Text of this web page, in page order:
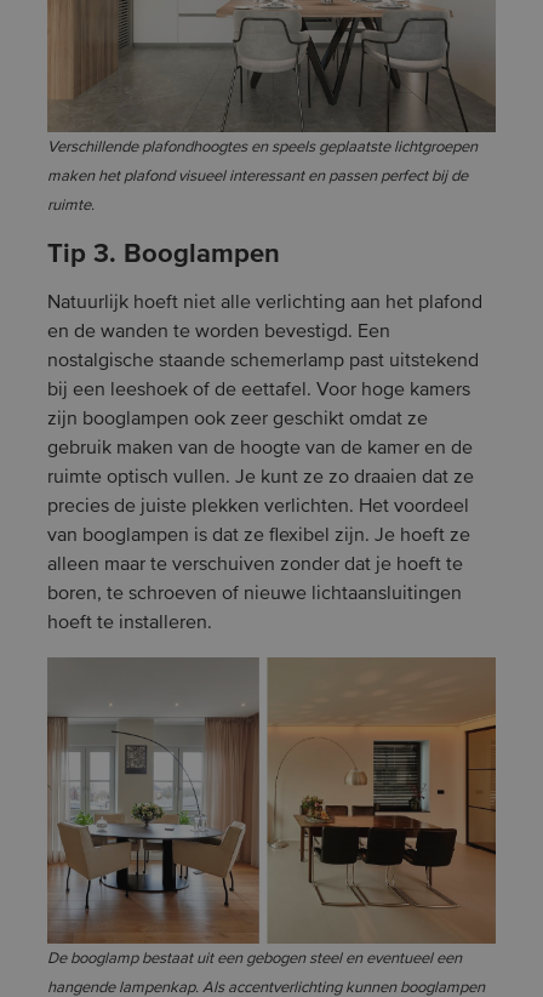
Verschillende plafondhoogtes en speels geplaatste lichtgroepen
maken het plafond visueel interessant en passen perfect bij de
ruimte.
Tip 3. Booglampen
Natuurlijk hoeft niet alle verlichting aan het plafond
en de wanden te worden bevestigd. Een
nostalgische staande schemerlamp past uitstekend
bij een leeshoek of de eettafel. Voor hoge kamers
zijn booglampen ook zeer geschikt omdat ze
gebruik maken van de hoogte van de kamer en de
ruimte optisch vullen. Je kunt ze zo draaien dat ze
precies de juiste plekken verlichten. Het voordeel
van booglampen is dat ze flexibel zijn. Je hoeft ze
alleen maar te verschuiven zonder dat je hoeft te
boren, te schroeven of nieuwe lichtaansluitingen
hoeft te installeren.
De booglamp bestaat uit een gebogen steel en eventueel een
hangende lampenkap. Als accentverlichting kunnen booglampen